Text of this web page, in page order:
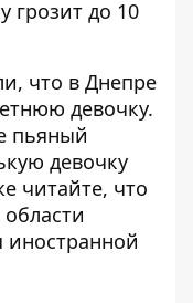
грозит до 10
что в Днепре
девочку.
пьяный
девочку
читайте, что
иностранной